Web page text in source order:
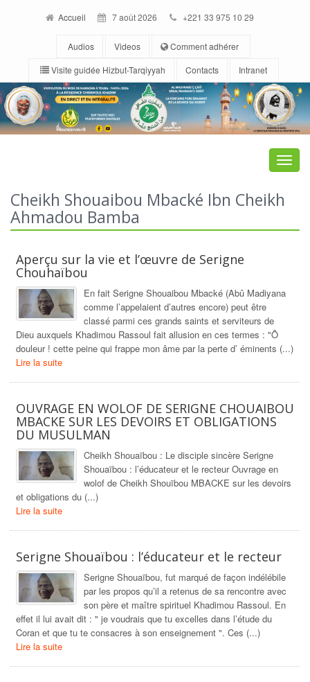
Accueil 7 août 2026 +221 33 975 10 29
Audios Videos
Comment adhérer
Visite guidée Hizbut-Tarqiyyah
Contacts Intranet
Toggle
Cheikh Shouaibou Mbacké Ibn Cheikh
Ahmadou Bamba
Aperçu sur la vie et l’œuvre de Serigne
Chouhaïbou
En fait Serigne Shouaibou Mbacké (Abû Madiyana
comme l’appelaient d’autres encore) peut être
classé parmi ces grands saints et serviteurs de
Dieu auxquels Khadimou Rassoul fait allusion en ces termes : "Ô
douleur ! cette peine qui frappe mon âme par la perte d’ éminents (...)
Lire la suite
OUVRAGE EN WOLOF DE SERIGNE CHOUAIBOU
MBACKE SUR LES DEVOIRS ET OBLIGATIONS
DU MUSULMAN
Cheikh Shouaïbou : Le disciple sincère Serigne
Shouaïbou : l’éducateur et le recteur Ouvrage en
wolof de Cheikh Shouïbou MBACKE sur les devoirs
et obligations du (...)
Lire la suite
Serigne Shouaïbou : l’éducateur et le recteur
Serigne Shouaïbou, fut marqué de façon indélébile
par les propos qu’il a retenus de sa rencontre avec
son père et maître spirituel Khadimou Rassoul. En
effet il lui avait dit : " je voudrais que tu excelles dans l’étude du
Coran et que tu te consacres à son enseignement ". Ces (...)
Lire la suite